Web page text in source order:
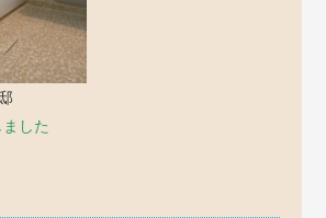
した